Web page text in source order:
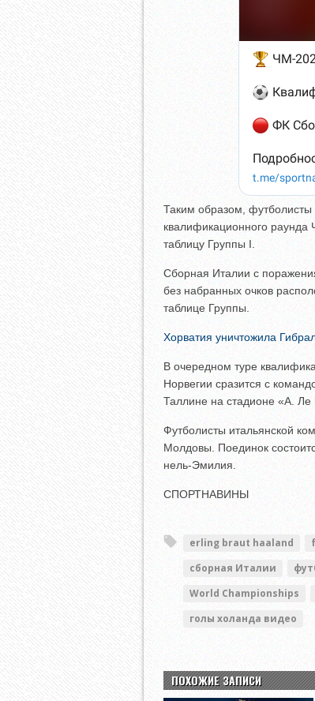
Таким образом, футболисты
квалификационного
таблицу Группы I.
Сборная Италии с
без набранных очков
таблице Группы.
Хорватия уничтожила
В очередном туре
Норвегии сразится с
Таллине на стадионе «А. Ле
Футболисты итальянской
Молдовы. Поединок
нель-Эмилия.
СПОРТНАВИНЫ
erling braut haaland
сборная Италии
World Championships
голы холанда видео
ПОХОЖИЕ ЗАПИСИ